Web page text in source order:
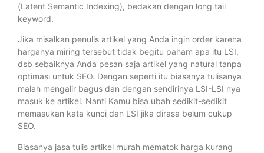
(Latent Semantic Indexing), bedakan dengan long tail
keyword.
Jika misalkan penulis artikel yang Anda ingin order karena
harganya miring tersebut tidak begitu paham apa itu LSI,
dsb sebaiknya Anda pesan saja artikel yang natural tanpa
optimasi untuk SEO. Dengan seperti itu biasanya tulisanya
malah mengalir bagus dan dengan sendirinya LSI-LSI nya
masuk ke artikel. Nanti Kamu bisa ubah sedikit-sedikit
memasukan kata kunci dan LSI jika dirasa belum cukup
SEO.
Biasanya jasa tulis artikel murah mematok harga kurang